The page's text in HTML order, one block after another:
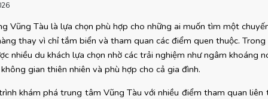
Vũng Tàu là lựa chọn phù hợp cho những ai muốn tìm một
thay vì chỉ tắm biển và tham quan các điểm quen thuộc. Trong
nhiều du khách lựa chọn nhờ các trải nghiệm như ngâm khoáng
gian thiên nhiên và phù hợp cho cả gia đình.
khám phá trung tâm Vũng Tàu với nhiều điểm tham quan liên